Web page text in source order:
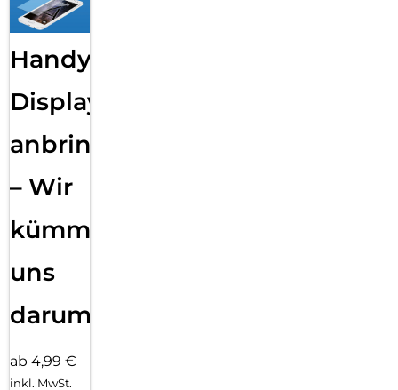
Handy
Displayfolie
anbringen
– Wir
kümmern
uns
darum!
ab 4,99 €
inkl. MwSt.